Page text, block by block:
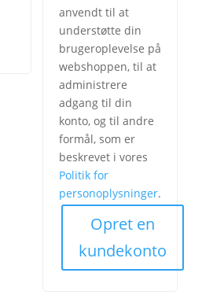
anvendt til at
understøtte din
brugeroplevelse på
webshoppen, til at
administrere
adgang til din
konto, og til andre
formål, som er
beskrevet i vores
Politik for
personoplysninger.
Opret en
kundekonto